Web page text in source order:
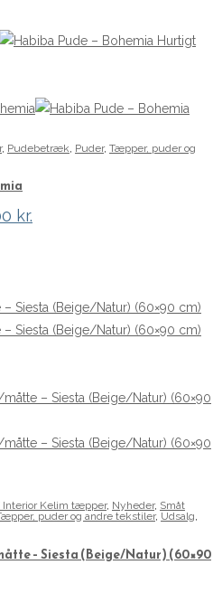
Hurtigt
, Pudebetræk Puder, Tæpper, puder og
kr.
aktuelle
Interior Kelim tæpper, Nyheder, Småt
puder og andre tekstiler, Udsalg,
– Siesta (Beige/Natur) (60×90